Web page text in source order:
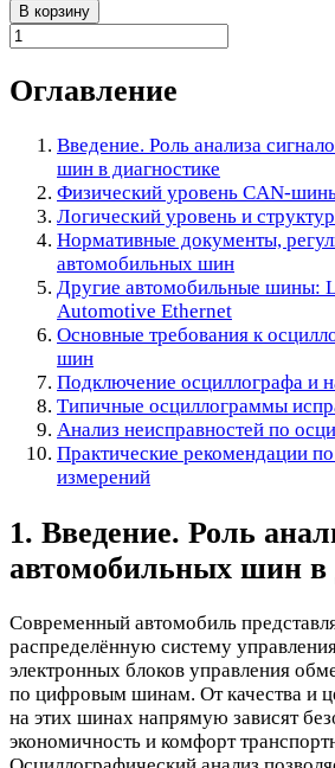
В корзину
Оглавление
Введение. Роль анализа
шин в диагностике
Физический уровень CAN-
Логический уровень и
Нормативные документы,
автомобильных шин
Другие автомобильные шины:
Automotive Ethernet
Основные требования к
шин
Подключение осциллографа и
Типичные осциллограммы
Анализ неисправностей по
Практические рекомендации
измерений
1. Введение. Роль
автомобильных шин в
Современный автомобиль
распределённую систему
электронных блоков управления
по цифровым шинам. От качества и
на этих шинах напрямую зависят
экономичность и комфорт